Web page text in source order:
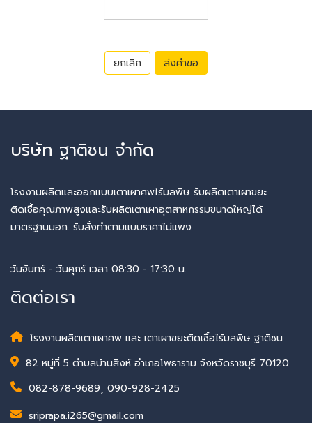
ยกเลิก ส่งคำขอ
บริษัท ฐาติชน จำกัด
โรงงานผลิตและออกแบบเตาเผาศพไร้มลพิษ รับผลิตเตาเผาขยะ
ติดเชื้อคุณภาพสูงและรับผลิตเตาเผาอุตสาหกรรมขนาดใหญ่ได้
มาตรฐานมอก. รับสั่งทำตามแบบราคาไม่แพง
วันจันทร์ - วันศุกร์ เวลา 08:30 - 17:30 น.
ติดต่อเรา
โรงงานผลิตเตาเผาศพ และ เตาเผาขยะติดเชื้อไร้มลพิษ ฐาติชน
82 หมู่ที่ 5 ตำบลบ้านสิงห์ อำเภอโพธาราม จังหวัดราชบุรี 70120
082-878-9689, 090-928-2425
sriprapa.i265@gmail.com